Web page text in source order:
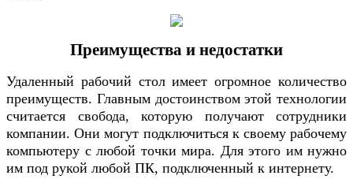
Преимущества и недостатки
Удаленный рабочий стол имеет огромное количество
преимуществ. Главным достоинством этой технологии
считается свобода, которую получают сотрудники
компании. Они могут подключиться к своему рабочему
компьютеру с любой точки мира. Для этого им нужно
им под рукой любой ПК, подключенный к интернету.